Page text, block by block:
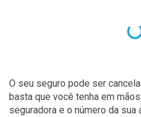
O seu seguro pode ser
basta que você tenha em
seguradora e o número da sua